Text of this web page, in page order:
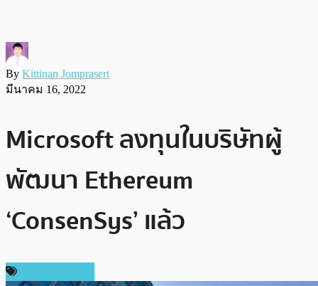
By Kittinan Jomprasert
มีนาคม 16, 2022
Microsoft ลงทุนในบริษัทผู้
พัฒนา Ethereum
‘ConsenSys’ แล้ว